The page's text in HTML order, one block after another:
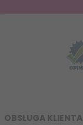
OBSŁUGA KLIENTA